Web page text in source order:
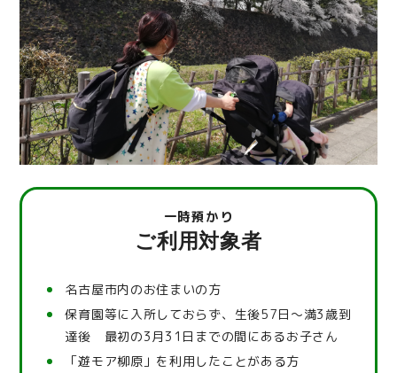
一時預かり
ご利用対象者
名古屋市内のお住まいの方
保育園等に入所しておらず、生後57日～満3歳到
達後 最初の3月31日までの間にあるお子さん
「遊モア柳原」を利用したことがある方